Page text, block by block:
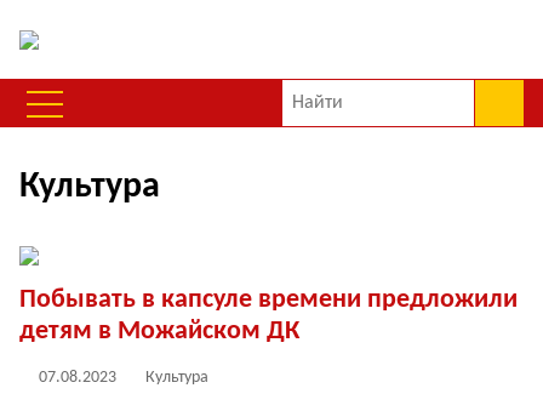
Культура
Побывать в капсуле времени предложили
детям в Можайском ДК
07.08.2023 Культура